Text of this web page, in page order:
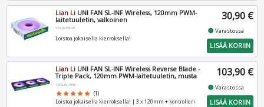
Lian Li UNI FAN SL-INF Wireless, 120mm PWM-
laitetuuletin, valkoinen
12SLIN1W1W
Loistoa jokaisella kierroksella!
30,90 €
fiber_manual_recordVarastossa
LISÄÄ KORIIN
Lian Li UNI FAN SL-INF Wireless Reverse Blade -
Triple Pack, 120mm PWM-laitetuuletin, musta
12RSLIN1W3B
star star star star star (1)
Loistoa jokaisella kierroksella! | 3 x 120mm + kontrolleri
103,90 €
fiber_manual_recordVarastossa
LISÄÄ KORIIN